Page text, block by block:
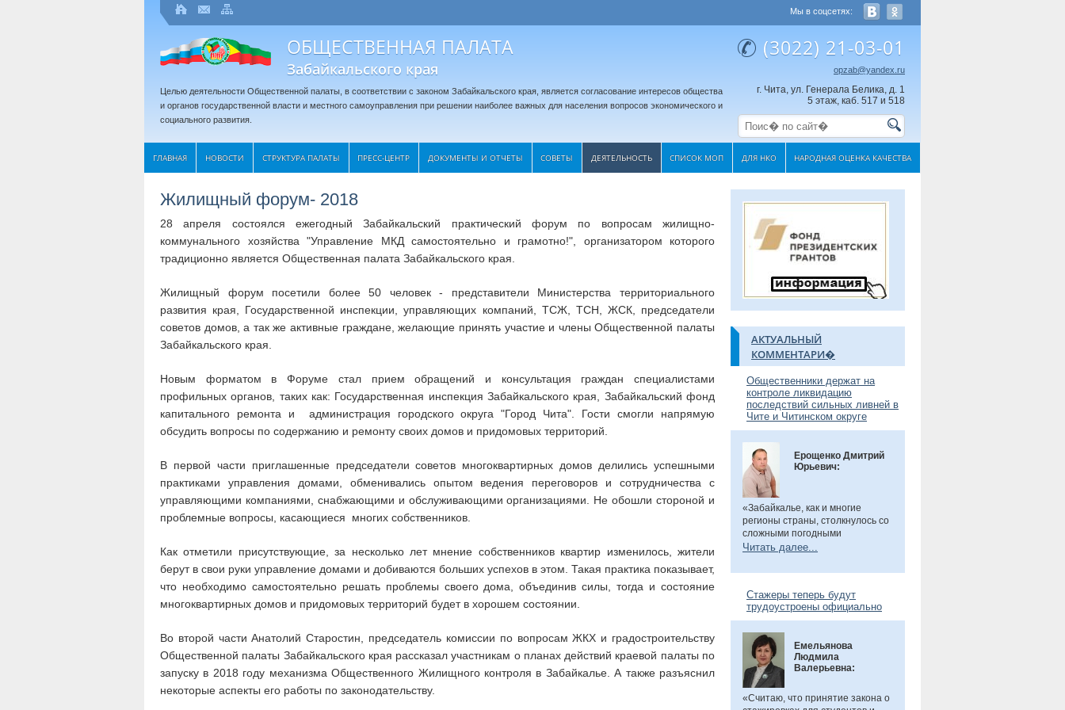
Мы в соцсетях:
ОБЩЕСТВЕННАЯ ПАЛАТА
Забайкальского края
Целью деятельности Общественной палаты, в соответствии с законом Забайкальского края, является согласование интересов общества
и органов государственной власти и местного самоуправления при решении наиболее важных для населения вопросов экономического и
социального развития.
(3022) 21-03-01
opzab@yandex.ru
г. Чита, ул. Генерала Белика, д. 1
5 этаж, каб. 517 и 518
ГЛАВНАЯ НОВОСТИ СТРУКТУРА ПАЛАТЫ ПРЕСС-ЦЕНТР ДОКУМЕНТЫ И ОТЧЕТЫ CОВЕТЫ ДЕЯТЕЛЬНОСТЬ СПИСОК МОП ДЛЯ НКО НАРОДНАЯ ОЦЕНКА КАЧЕСТВА
Жилищный форум- 2018
28 апреля состоялся ежегодный Забайкальский практический форум по вопросам жилищно-
коммунального хозяйства "Управление МКД самостоятельно и грамотно!", организатором которого
традиционно является Общественная палата Забайкальского края.
Жилищный форум посетили более 50 человек - представители Министерства территориального
развития края, Государственной инспекции, управляющих компаний, ТСЖ, ТСН, ЖСК, председатели
советов домов, а так же активные граждане, желающие принять участие и члены Общественной палаты
Забайкальского края.
Новым форматом в Форуме стал прием обращений и консультация граждан специалистами
профильных органов, таких как: Государственная инспекция Забайкальского края, Забайкальский фонд
капитального ремонта и администрация городского округа "Город Чита". Гости смогли напрямую
обсудить вопросы по содержанию и ремонту своих домов и придомовых территорий.
В первой части приглашенные председатели советов многоквартирных домов делились успешными
практиками управления домами, обменивались опытом ведения переговоров и сотрудничества с
управляющими компаниями, снабжающими и обслуживающими организациями. Не обошли стороной и
проблемные вопросы, касающиеся многих собственников.
Как отметили присутствующие, за несколько лет мнение собственников квартир изменилось, жители
берут в свои руки управление домами и добиваются больших успехов в этом. Такая практика показывает,
что необходимо самостоятельно решать проблемы своего дома, объединив силы, тогда и состояние
многоквартирных домов и придомовых территорий будет в хорошем состоянии.
Во второй части Анатолий Старостин, председатель комиссии по вопросам ЖКХ и градостроительству
Общественной палаты Забайкальского края рассказал участникам о планах действий краевой палаты по
запуску в 2018 году механизма Общественного Жилищного контроля в Забайкалье. А также разъяснил
некоторые аспекты его работы по законодательству.
АКТУАЛЬНЫЙ
КОММЕНТАРИ�
Общественники держат на
контроле ликвидацию
последствий сильных ливней в
Чите и Читинском округе
Ерощенко Дмитрий
Юрьевич:
«Забайкалье, как и многие
регионы страны, столкнулось со
сложными погодными
условиями. Но благодаря ранее
рек во многих местах удалось
Танха и Курчина наблюдается
даже небольшой спад уровня
воды. В частности, в селе Танха
Читинского округа, в котором мы
былив прошлом году, жители
претензий не имеют. Есть
сложности в поселке
Биофабрика. Там подтоплены
приусадебные участки.
Читать далее...
Стажеры теперь будут
трудоустроены официально
Емельянова
Людмила
Валерьевна:
«Считаю, что принятие закона о